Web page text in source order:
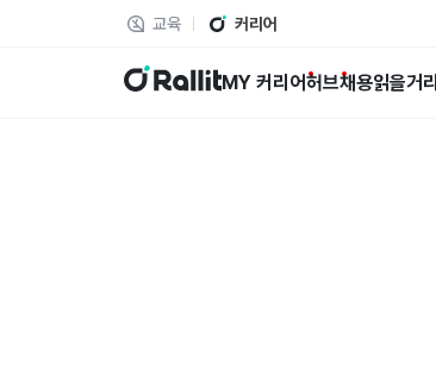
교육 커리어
랠릿 MY 커리어허브채용읽을거리